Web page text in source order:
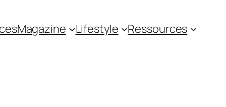
Magazine Lifestyle Ressources